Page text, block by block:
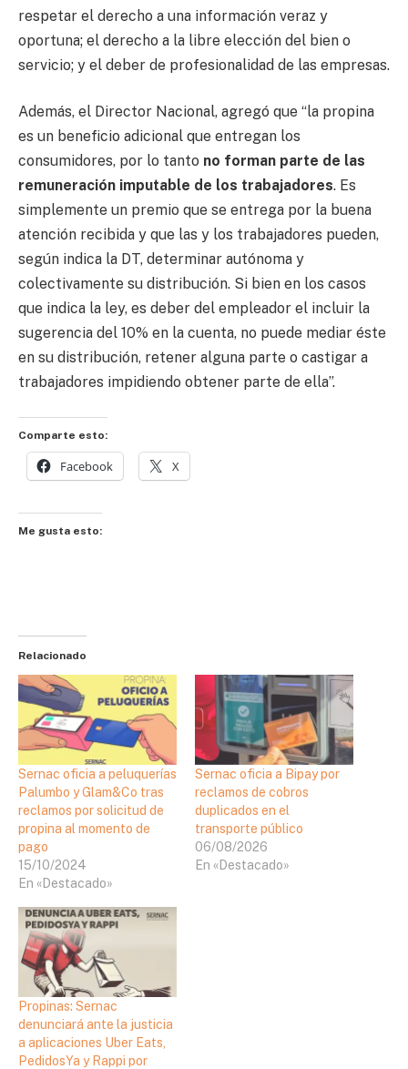
respetar el derecho a una información veraz y
oportuna; el derecho a la libre elección del bien o
servicio; y el deber de profesionalidad de las empresas.
Además, el Director Nacional, agregó que “la propina
es un beneficio adicional que entregan los
consumidores, por lo tanto no forman parte de las
remuneración imputable de los trabajadores. Es
simplemente un premio que se entrega por la buena
atención recibida y que las y los trabajadores pueden,
según indica la DT, determinar autónoma y
colectivamente su distribución. Si bien en los casos
que indica la ley, es deber del empleador el incluir la
sugerencia del 10% en la cuenta, no puede mediar éste
en su distribución, retener alguna parte o castigar a
trabajadores impidiendo obtener parte de ella”.
Comparte esto:
Facebook X
Me gusta esto:
Relacionado
Sernac oficia a peluquerías
Palumbo y Glam&Co tras
reclamos por solicitud de
propina al momento de
pago
15/10/2024
En «Destacado»
Sernac oficia a Bipay por
reclamos de cobros
duplicados en el
transporte público
06/08/2026
En «Destacado»
Propinas: Sernac
denunciará ante la justicia
a aplicaciones Uber Eats,
PedidosYa y Rappi por